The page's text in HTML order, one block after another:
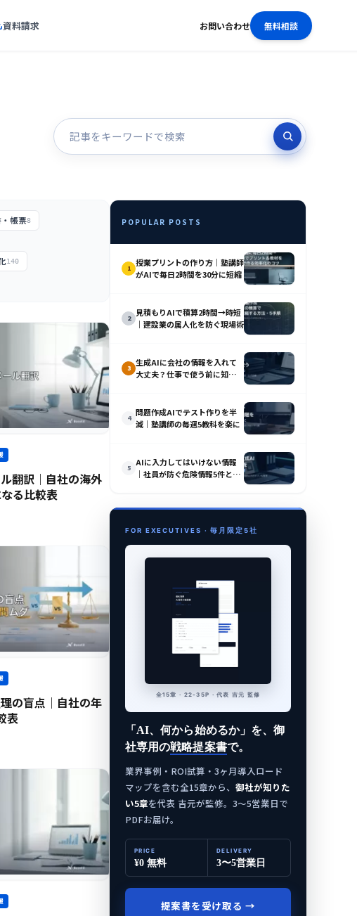
資料請求 お問い合わせ 無料相談
帳票8
140
翻訳｜自社の海外
る比較表
の盲点｜自社の年
表
POPULAR POSTS
1
授業プリントの作り方｜塾講師
がAIで毎日2時間を30分に短縮
2
見積もりAIで積算2時間→時短
｜建設業の属人化を防ぐ現場術
3
生成AIに会社の情報を入れて
大丈夫？仕事で使う前に知るべ
4
問題作成AIでテスト作りを半
減｜塾講師の毎週5教科を楽に
5
AIに入力してはいけない情報
｜社員が防ぐ危険情報5件と漏
FOR EXECUTIVES · 毎月限定5社
全15章 · 22-35P · 代表 吉元 監修
「AI、何から始めるか」を、御
社専用の戦略提案書で。
業界事例・ROI試算・3ヶ月導入ロード
マップを含む全15章から、 御社が知りた
い5章を代表 吉元が監修。3〜5営業日で
PDFお届け。
PRICE
¥0 無料
DELIVERY
3〜5営業日
提案書を受け取る →